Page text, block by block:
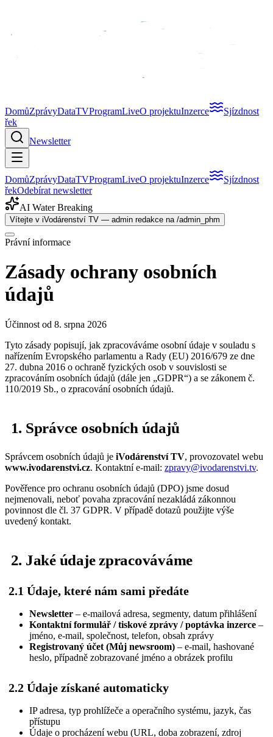
DomůZprávyDataTVProgramLiveO projektuInzerce
Sjízdnost
řek
Newsletter
DomůZprávyDataTVProgramLiveO projektuInzerce
Sjízdnost
řekOdebírat newsletter
AI Water Breaking
Vítejte v iVodárenství TV — admin redakce na /admin_phm
Právní informace
Zásady ochrany osobních
údajů
Účinnost od 8. srpna 2026
Tyto zásady popisují, jak zpracováváme osobní údaje v souladu s
nařízením Evropského parlamentu a Rady (EU) 2016/679 ze dne
27. dubna 2016 o ochraně fyzických osob v souvislosti se
zpracováním osobních údajů (dále jen „GDPR“) a se zákonem č.
110/2019 Sb., o zpracování osobních údajů.
1. Správce osobních údajů
Správcem osobních údajů je iVodárenství TV, provozovatel webu
www.ivodarenstvi.cz. Kontaktní e-mail: zpravy@ivodarenstvi.tv.
Pověřence pro ochranu osobních údajů (DPO) jsme dosud
nejmenovali, neboť povaha zpracování nezakládá zákonnou
povinnost dle čl. 37 GDPR. V případě dotazů použijte výše
uvedený kontakt.
2. Jaké údaje zpracováváme
2.1 Údaje, které nám sami předáte
Newsletter – e-mailová adresa, segmenty, datum přihlášení
Kontaktní formulář / tiskové zprávy / poptávka inzerce –
jméno, e-mail, společnost, telefon, obsah zprávy
Registrovaný účet (Můj newsroom) – e-mail, hashované
heslo, případně zobrazované jméno a obrázek profilu
2.2 Údaje získané automaticky
IP adresa, typ prohlížeče a operačního systému, jazyk, čas
přístupu
Údaje o procházení webu (URL, doba zobrazení, zdroj